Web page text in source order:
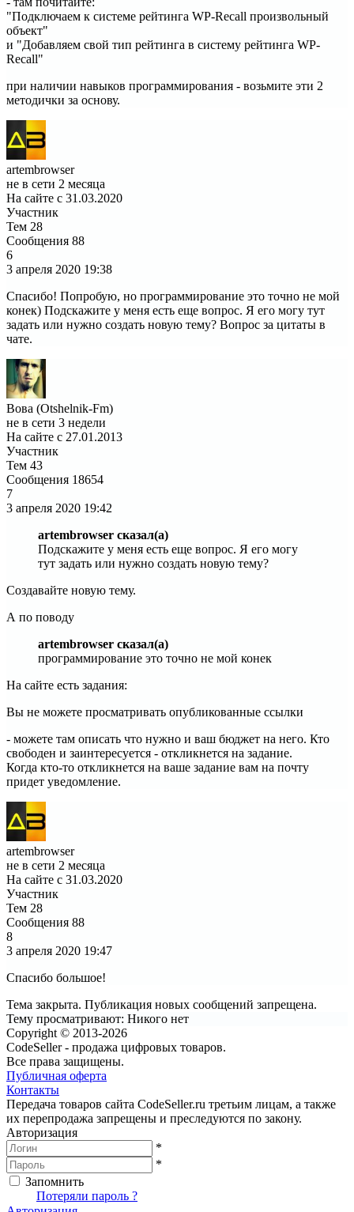
"Подключаем к системе рейтинга WP-Recall произвольный
объект"
и "Добавляем свой тип рейтинга в систему рейтинга WP-
Recall"
при наличии навыков программирования - возьмите эти 2
методички за основу.
artembrowser
не в сети 2 месяца
На сайте с 31.03.2020
Участник
Тем 28
Сообщения 88
6
3 апреля 2020 19:38
Спасибо! Попробую, но программирование это точно не мой
конек) Подскажите у меня есть еще вопрос. Я его могу тут
задать или нужно создать новую тему? Вопрос за цитаты в
чате.
Вова (Otshelnik-Fm)
не в сети 3 недели
На сайте с 27.01.2013
Участник
Тем 43
Сообщения 18654
7
3 апреля 2020 19:42
artembrowser сказал(а)
Подскажите у меня есть еще вопрос. Я его могу
тут задать или нужно создать новую тему?
Создавайте новую тему.
А по поводу
artembrowser сказал(а)
программирование это точно не мой конек
На сайте есть задания:
Вы не можете просматривать опубликованные ссылки
- можете там описать что нужно и ваш бюджет на него. Кто
свободен и заинтересуется - откликнется на задание.
Когда кто-то откликнется на ваше задание вам на почту
придет уведомление.
artembrowser
не в сети 2 месяца
На сайте с 31.03.2020
Участник
Тем 28
Сообщения 88
8
3 апреля 2020 19:47
Спасибо большое!
Тема закрыта. Публикация новых сообщений запрещена.
Тему просматривают: Никого нет
Copyright © 2013-2026
CodeSeller - продажа цифровых товаров.
Все права защищены.
Публичная оферта
Контакты
Передача товаров сайта CodeSeller.ru третьим лицам, а также
их перепродажа запрещены и преследуются по закону.
Авторизация
*
*
Запомнить
Потеряли пароль ?